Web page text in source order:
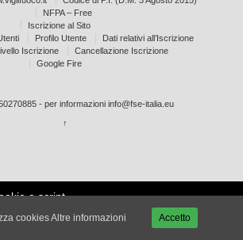
NFPA – Free
Iscrizione al Sito
Profilo Utente
Dati relativi all’Iscrizione
Iscrizione
Cancellazione Iscrizione
Google Fire
- per informazioni info@fse-italia.eu
↑
e script
impostazioni
Accetta
cookiesAltre informazioni Accetto